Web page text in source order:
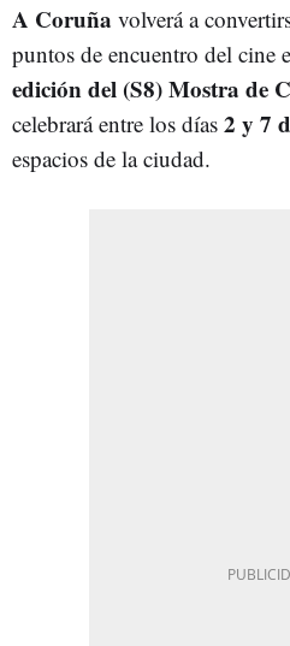
A Coruña volverá a
puntos de encuentro del cine
edición del (S8) Mostra de
celebrará entre los días 2 y 7
espacios de la ciudad.